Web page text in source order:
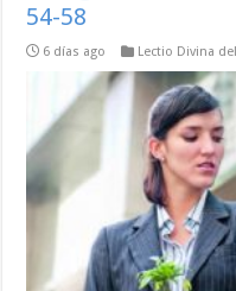
54-58
6 días ago Lectio Divina